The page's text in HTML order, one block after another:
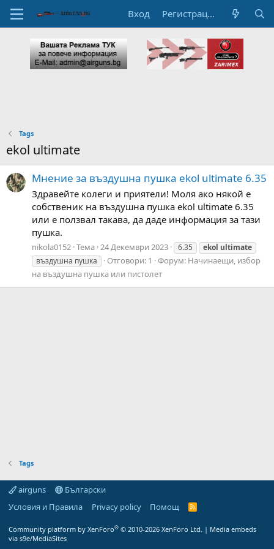
Вход Регистрация
Tags
ekol ultimate
Мнение за въздушна пушка ekol ultimate 6.35
Здравейте колеги и приятели! Моля ако някой е
собственик на въздушна пушка ekol ultimate 6.35
или е ползвал такава, да даде информация за тази
пушка.
nikola0152 Тема 24 Декември 2023 6.35 ekol ultimate
въздушна пушка
Отговори: 1 Форум: Начинаещи, избор
на въздушна пушка или пистолет
Tags
airguns
Български
Условия и Правила
Privacy policy Помощ
R
Community platform by XenForo® © 2010-2026 XenForo Ltd. | Media embeds
via s9e/MediaSites